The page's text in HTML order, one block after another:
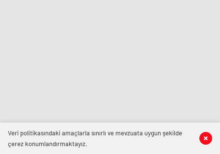
Veri politikasındaki amaçlarla sınırlı ve mevzuata uygun şekilde
çerez konumlandırmaktayız.